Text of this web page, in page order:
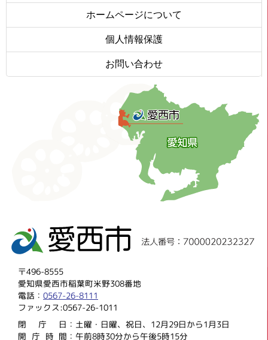
ホームページについて
個人情報保護
お問い合わせ
〒496-8555
愛知県愛西市稲葉町米野308番地
電話：0567-26-8111
ファックス:0567-26-1011
閉庁 日：土曜・日曜、祝日、12月29日から1月3日
開庁時 間：午前8時30分から午後5時15分